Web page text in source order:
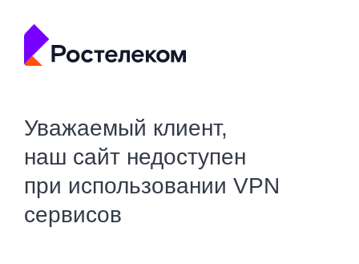
Уважаемый клиент,
наш сайт недоступен
при использовании VPN
сервисов